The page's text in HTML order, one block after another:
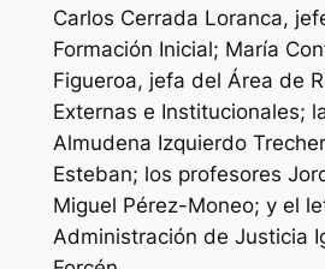
Carlos Cerrada Loranca,
Formación Inicial; María
Figueroa, jefa del Área de
Externas e Institucionales;
Almudena Izquierdo
Esteban; los profesores
Miguel Pérez-Moneo; y el
Administración de Justicia